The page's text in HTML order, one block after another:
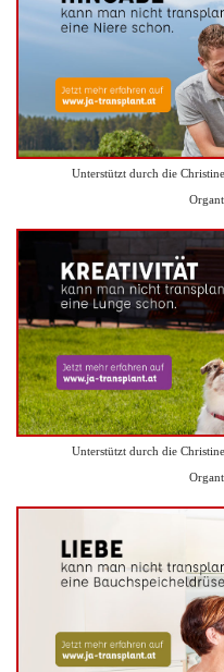
Unterstützt durch die
Unterstützt durch die